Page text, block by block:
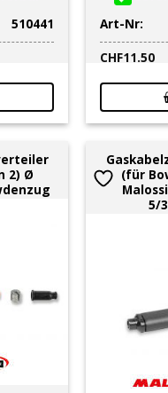
510441
Art-Nr:
CHF11.50
2) Ø
(für
5/